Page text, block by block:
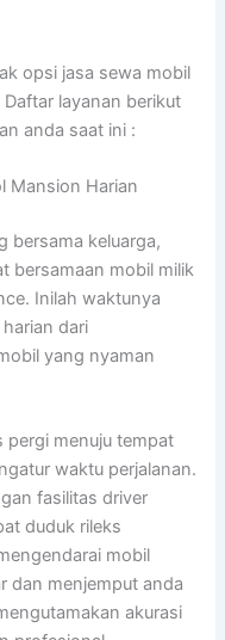
opsi jasa sewa mobil
layanan berikut
anda saat ini :
Mansion Harian
bersama keluarga,
bersamaan mobil milik
Inilah waktunya
dari
yang nyaman
pergi menuju tempat
waktu perjalanan.
fasilitas driver
duduk rileks
mobil
dan menjemput anda
akurasi